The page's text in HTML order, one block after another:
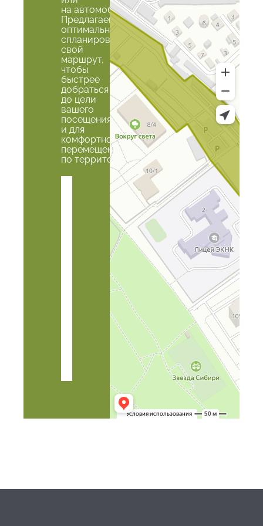
на автомобиле.
Предлагаем
оптимально
спланировать
свой
маршрут,
чтобы
быстрее
добраться
до цели
вашего
посещения
и для
комфортного
перемещения
по территории.
автомобиле
(Парковка
общественном